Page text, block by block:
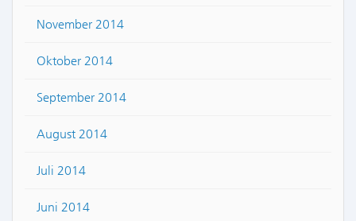
November 2014
Oktober 2014
September 2014
August 2014
Juli 2014
Juni 2014